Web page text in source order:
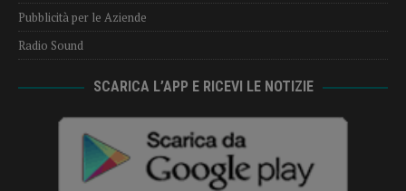
Pubblicità per le Aziende
Radio Sound
SCARICA L’APP E RICEVI LE NOTIZIE